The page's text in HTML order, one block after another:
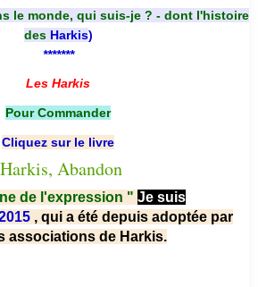
le monde, qui suis-je ? - dont l'histoire
des Harkis)
*******
Les Harkis
Pour Commander
Cliquez sur le livre
de l'expression " Je suis
, qui a été depuis adoptée par
associations de Harkis.